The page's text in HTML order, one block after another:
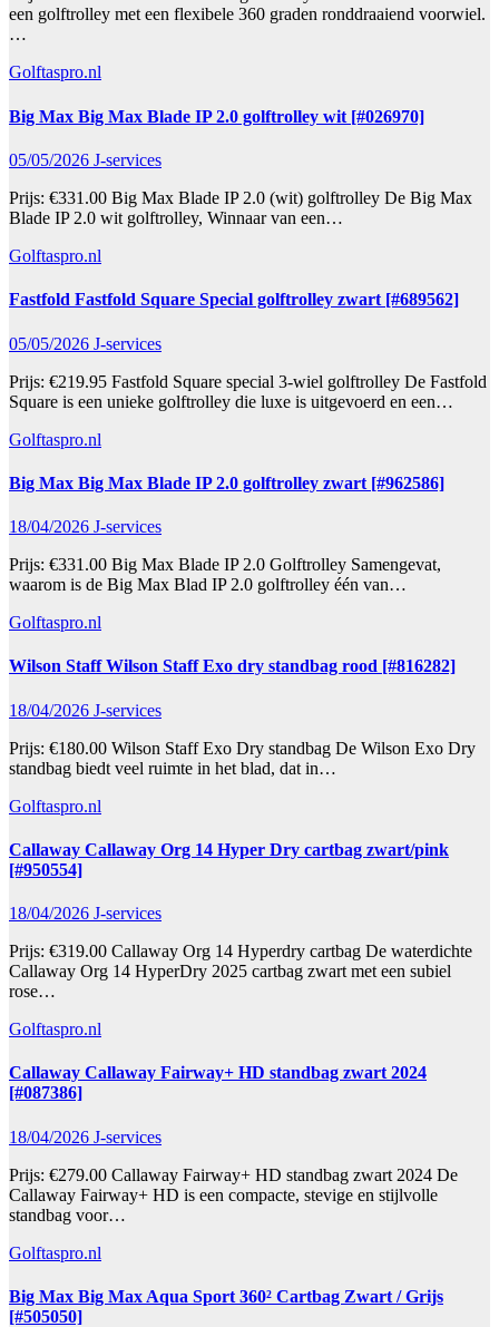
een golftrolley met een flexibele 360 graden ronddraaiend voorwiel.
…
Golftaspro.nl
Big Max Big Max Blade IP 2.0 golftrolley wit [#026970]
05/05/2026 J-services
Prijs: €331.00 Big Max Blade IP 2.0 (wit) golftrolley De Big Max
Blade IP 2.0 wit golftrolley, Winnaar van een…
Golftaspro.nl
Fastfold Fastfold Square Special golftrolley zwart [#689562]
05/05/2026 J-services
Prijs: €219.95 Fastfold Square special 3-wiel golftrolley De Fastfold
Square is een unieke golftrolley die luxe is uitgevoerd en een…
Golftaspro.nl
Big Max Big Max Blade IP 2.0 golftrolley zwart [#962586]
18/04/2026 J-services
Prijs: €331.00 Big Max Blade IP 2.0 Golftrolley Samengevat,
waarom is de Big Max Blad IP 2.0 golftrolley één van…
Golftaspro.nl
Wilson Staff Wilson Staff Exo dry standbag rood [#816282]
18/04/2026 J-services
Prijs: €180.00 Wilson Staff Exo Dry standbag De Wilson Exo Dry
standbag biedt veel ruimte in het blad, dat in…
Golftaspro.nl
Callaway Callaway Org 14 Hyper Dry cartbag zwart/pink
[#950554]
18/04/2026 J-services
Prijs: €319.00 Callaway Org 14 Hyperdry cartbag De waterdichte
Callaway Org 14 HyperDry 2025 cartbag zwart met een subiel
rose…
Golftaspro.nl
Callaway Callaway Fairway+ HD standbag zwart 2024
[#087386]
18/04/2026 J-services
Prijs: €279.00 Callaway Fairway+ HD standbag zwart 2024 De
Callaway Fairway+ HD is een compacte, stevige en stijlvolle
standbag voor…
Golftaspro.nl
Big Max Big Max Aqua Sport 360² Cartbag Zwart / Grijs
[#505050]